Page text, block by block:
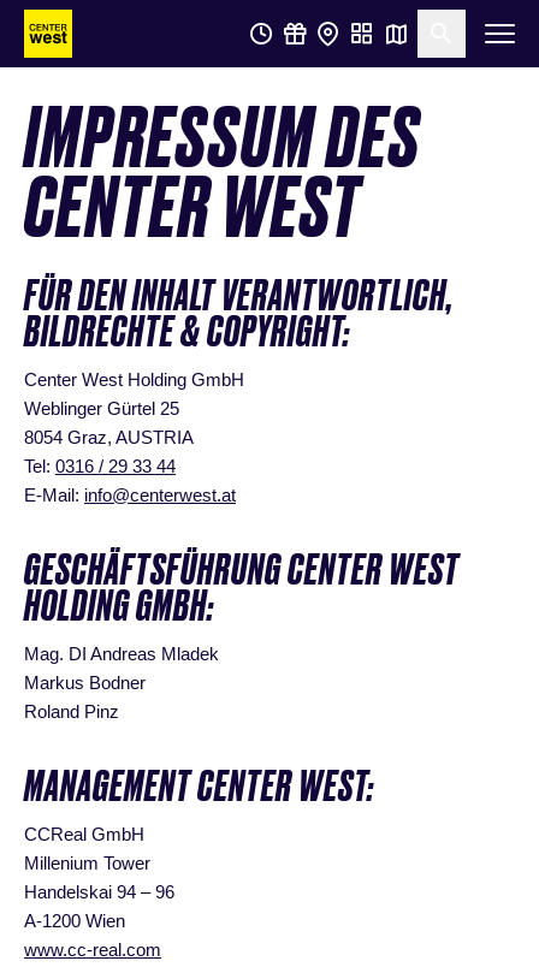
Zum
Hauptinhalt
Zum
Footer
Suche
IMPRESSUM DES
CENTER WEST
FÜR DEN INHALT VERANTWORTLICH,
BILDRECHTE & COPYRIGHT:
Center West Holding GmbH
Weblinger Gürtel 25
8054 Graz, AUSTRIA
Tel: 0316 / 29 33 44
E-Mail: info@centerwest.at
GESCHÄFTSFÜHRUNG CENTER WEST
HOLDING GMBH:
Mag. DI Andreas Mladek
Markus Bodner
Roland Pinz
MANAGEMENT CENTER WEST:
CCReal GmbH
Millenium Tower
Handelskai 94 – 96
A-1200 Wien
www.cc-real.com